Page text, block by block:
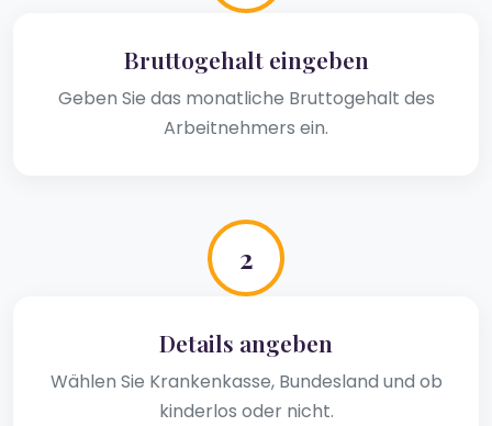
Bruttogehalt eingeben
Geben Sie das monatliche Bruttogehalt des
Arbeitnehmers ein.
2
Details angeben
Wählen Sie Krankenkasse, Bundesland und ob
kinderlos oder nicht.